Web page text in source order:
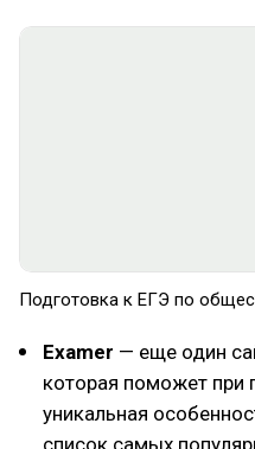
Подготовка к ЕГЭ по
Examer — еще один
которая поможет при
уникальная
список самых